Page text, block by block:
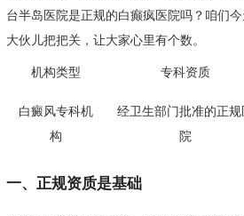
台半岛医院是正规的白癫疯医院吗？咱们
大伙儿把把关，让大家心里有个数。
机构类型 专科资质
白癜风专科机
构
经卫生部门批准的正规
院
一、正规资质是基础